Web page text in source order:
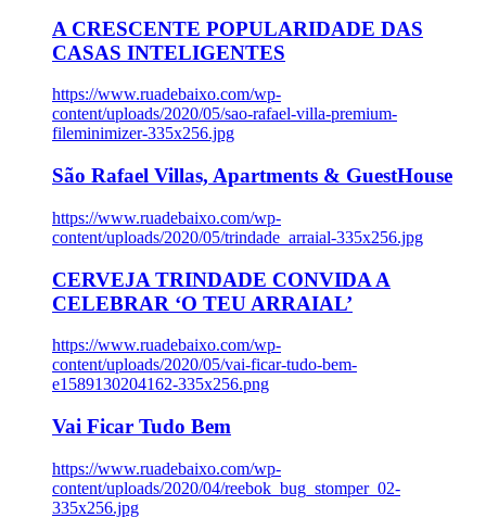
A CRESCENTE POPULARIDADE DAS
CASAS INTELIGENTES
https://www.ruadebaixo.com/wp-
content/uploads/2020/05/sao-rafael-villa-premium-
fileminimizer-335x256.jpg
São Rafael Villas, Apartments & GuestHouse
https://www.ruadebaixo.com/wp-
content/uploads/2020/05/trindade_arraial-335x256.jpg
CERVEJA TRINDADE CONVIDA A
CELEBRAR ‘O TEU ARRAIAL’
https://www.ruadebaixo.com/wp-
content/uploads/2020/05/vai-ficar-tudo-bem-
e1589130204162-335x256.png
Vai Ficar Tudo Bem
https://www.ruadebaixo.com/wp-
content/uploads/2020/04/reebok_bug_stomper_02-
335x256.jpg